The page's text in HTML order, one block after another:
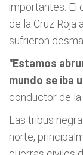
importantes. El
de la Cruz Roja
sufrieron
"Estamos
mundo se iba
conductor de la
Las tribus
norte,